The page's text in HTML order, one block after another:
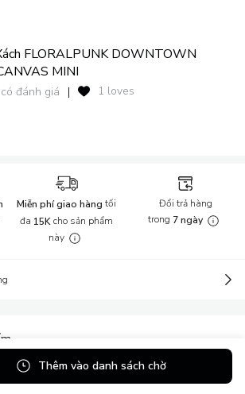
FLORALPUNK DOWNTOWN
MINI
đánh giá | 1 loves
Miễn phí giao hàngtối
đa 15Kcho sản phẩm
này
Đổi trả hàng
trong 7 ngày
SHOPPER BAG CANVAS MINI
GIỚI HẠN ĐỂ KỶ NIỆM 9 NĂM THÀNH LẬP
Thêm vào danh sách chờ